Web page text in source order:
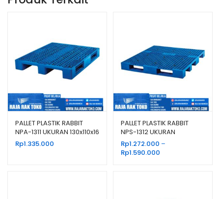
PALLET PLASTIK RABBIT
NPA-1311 UKURAN 130x110x16
CM, JUAL HARGA BERSAING
Rp1.335.000
PALLET PLASTIK RABBIT
NPS-1312 UKURAN
130x120x13,2 CM
Rp1.272.000 –
Rp1.590.000